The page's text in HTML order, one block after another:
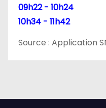
09h22 - 10h24
10h34 - 11h42
Source : Application